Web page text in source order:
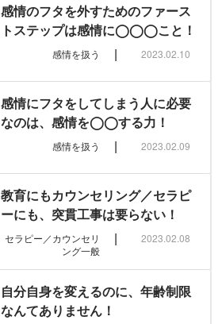
感情のフタを外すためのファース
トステップは感情に◯◯◯こと！
感情を扱う | 2023.02.10
感情にフタをしてしまう人に必要
なのは、感情を◯◯する力！
感情を扱う | 2023.02.09
教育にもカウンセリング／セラピ
ーにも、突貫工事は要らない！
セラピー／カウンセリ
ング一般
| 2023.02.08
自分自身を変えるのに、年齢制限
なんてありません！